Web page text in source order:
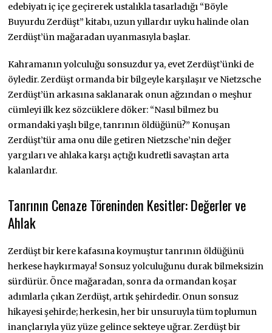
edebiyatı iç içe geçirerek ustalıkla tasarladığı “Böyle
Buyurdu Zerdüşt” kitabı, uzun yıllardır uyku halinde olan
Zerdüşt’ün mağaradan uyanmasıyla başlar.
Kahramanın yolculuğu sonsuzdur ya, evet Zerdüşt’ünki de
öyledir. Zerdüşt ormanda bir bilgeyle karşılaşır ve Nietzsche
Zerdüşt’ün arkasına saklanarak onun ağzından o meşhur
cümleyi ilk kez sözcüklere döker: “Nasıl bilmez bu
ormandaki yaşlı bilge, tanrının öldüğünü?” Konuşan
Zerdüşt’tür ama onu dile getiren Nietzsche’nin değer
yargıları ve ahlaka karşı açtığı kudretli savaştan arta
kalanlardır.
Tanrının Cenaze Töreninden Kesitler: Değerler ve
Ahlak
Zerdüşt bir kere kafasına koymuştur tanrının öldüğünü
herkese haykırmaya! Sonsuz yolculuğunu durak bilmeksizin
sürdürür. Önce mağaradan, sonra da ormandan koşar
adımlarla çıkan Zerdüşt, artık şehirdedir. Onun sonsuz
hikayesi şehirde; herkesin, her bir unsuruyla tüm toplumun
inançlarıyla yüz yüze gelince sekteye uğrar. Zerdüşt bir